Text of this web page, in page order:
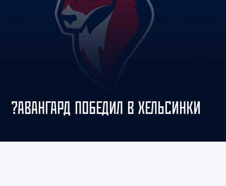
?АВАНГАРД ПОБЕДИЛ В ХЕЛЬСИНКИ